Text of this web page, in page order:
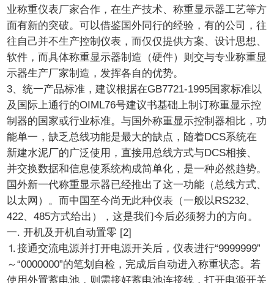
业称重仪表厂家合作，在生产技术、称重显示器工艺等方
面有新的突破。可以借鉴国外同行的经验，有的公司，往
往自己并不生产控制仪表，而仅仅提供方案、设计思想、
软件，而具体称重显示器制造（硬件）则交与专业称重显
示器生产厂家制造，发挥各自的优势。
3、统一产品标准，建议根据在GB7721-1995国家标准以
及国际上通行的OIML76号建议书基础上制订称重显示控
制器的国家或行业标准。与国外称重显示控制器相比，功
能单一，缺乏总线功能是最大的缺点，随着DCS系统在
新建水泥厂的广泛使用，直接用总线方式与DCS相接、
并交换数据和信息使系统构成简单化，是一种必然趋势。
国外新一代称重显示器已经推出了这一功能（总线方式、
以太网）。而中国至今尚无此种仪表（一般以RS232、
422、485方式给出），这是我们今后必须努力的方向。
一. 开机及开机自动置零 [2]
⒈接通交流电源并打开电源开关后，仪表进行“9999999”
～“0000000”的笔划自检，完成后自动进入称重状态。若
使用外置蓄电池，则需接好蓄电池连接线，打开电源开关